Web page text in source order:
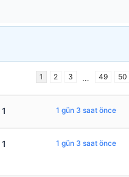
1 2 3 … 49 50
1 1 gün 3 saat önce
1 1 gün 3 saat önce